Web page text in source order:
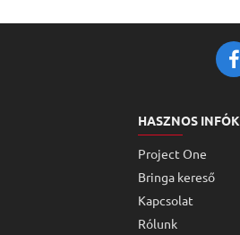
HASZNOS INFÓK
Project One
Bringa kereső
Kapcsolat
Rólunk